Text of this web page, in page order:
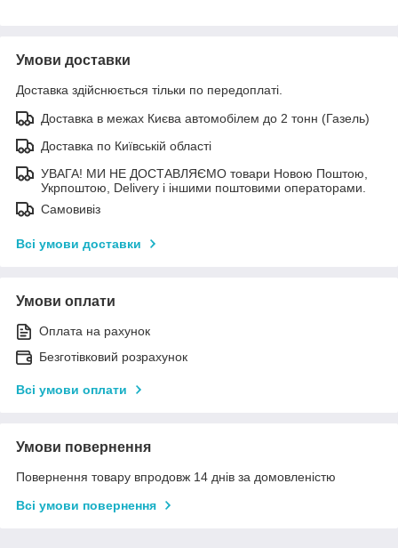
Умови доставки
Доставка здійснюється тільки по передоплаті.
Доставка в межах Києва автомобілем до 2 тонн (Газель)
Доставка по Київській області
УВАГА! МИ НЕ ДОСТАВЛЯЄМО товари Новою Поштою,
Укрпоштою, Delivery і іншими поштовими операторами.
Самовивіз
Всі умови доставки
Умови оплати
Оплата на рахунок
Безготівковий розрахунок
Всі умови оплати
Умови повернення
Повернення товару впродовж 14 днів за домовленістю
Всі умови повернення